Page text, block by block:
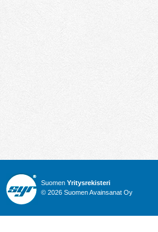
Suomen Yritysrekisteri
© 2026 Suomen Avainsanat Oy